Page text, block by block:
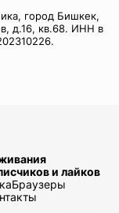
город Бишкек,
д.16, кв.68. ИНН в
и лайков
Браузеры